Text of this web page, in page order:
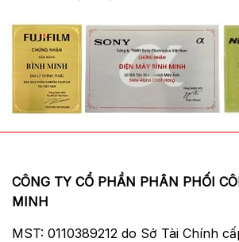
CÔNG TY CỔ PHẦN PHÂN PHỐI
MINH
MST: 0110389212 do Sở Tài Chính